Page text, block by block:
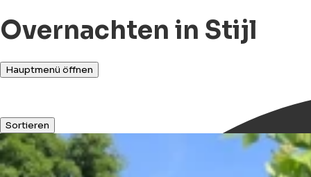
Overnachten in Stijl
Hauptmenü öffnen
Sortieren